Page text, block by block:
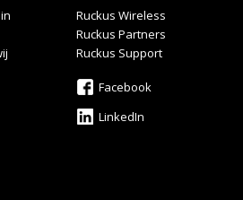
Ruckus Wireless
Ruckus Partners
Ruckus Support
Facebook
LinkedIn